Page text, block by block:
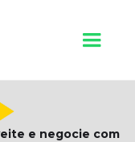
e negocie com